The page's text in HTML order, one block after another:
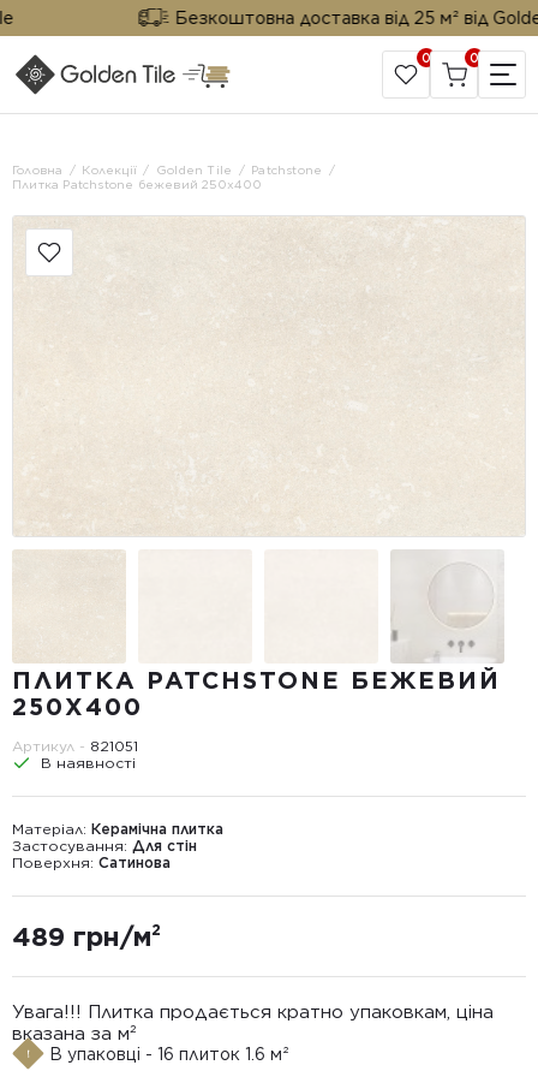
Безкоштовна доставка від 25 м² від Golden
САЙТ КОМПАНІЇ
0 0
Головна Колекції Golden Tile
Patchstone
Плитка Patchstone бежевий 250x400
ПЛИТКА PATCHSTONE БЕЖЕВИЙ
250X400
Артикул - 821051
В наявності
Матеріал: Керамічна плитка
Застосування: Для стін
Поверхня: Сатинова
489 грн/м²
Увага!!! Плитка продається кратно упаковкам, ціна
вказана за м²
В упаковці - 16 плиток 1.6 м²